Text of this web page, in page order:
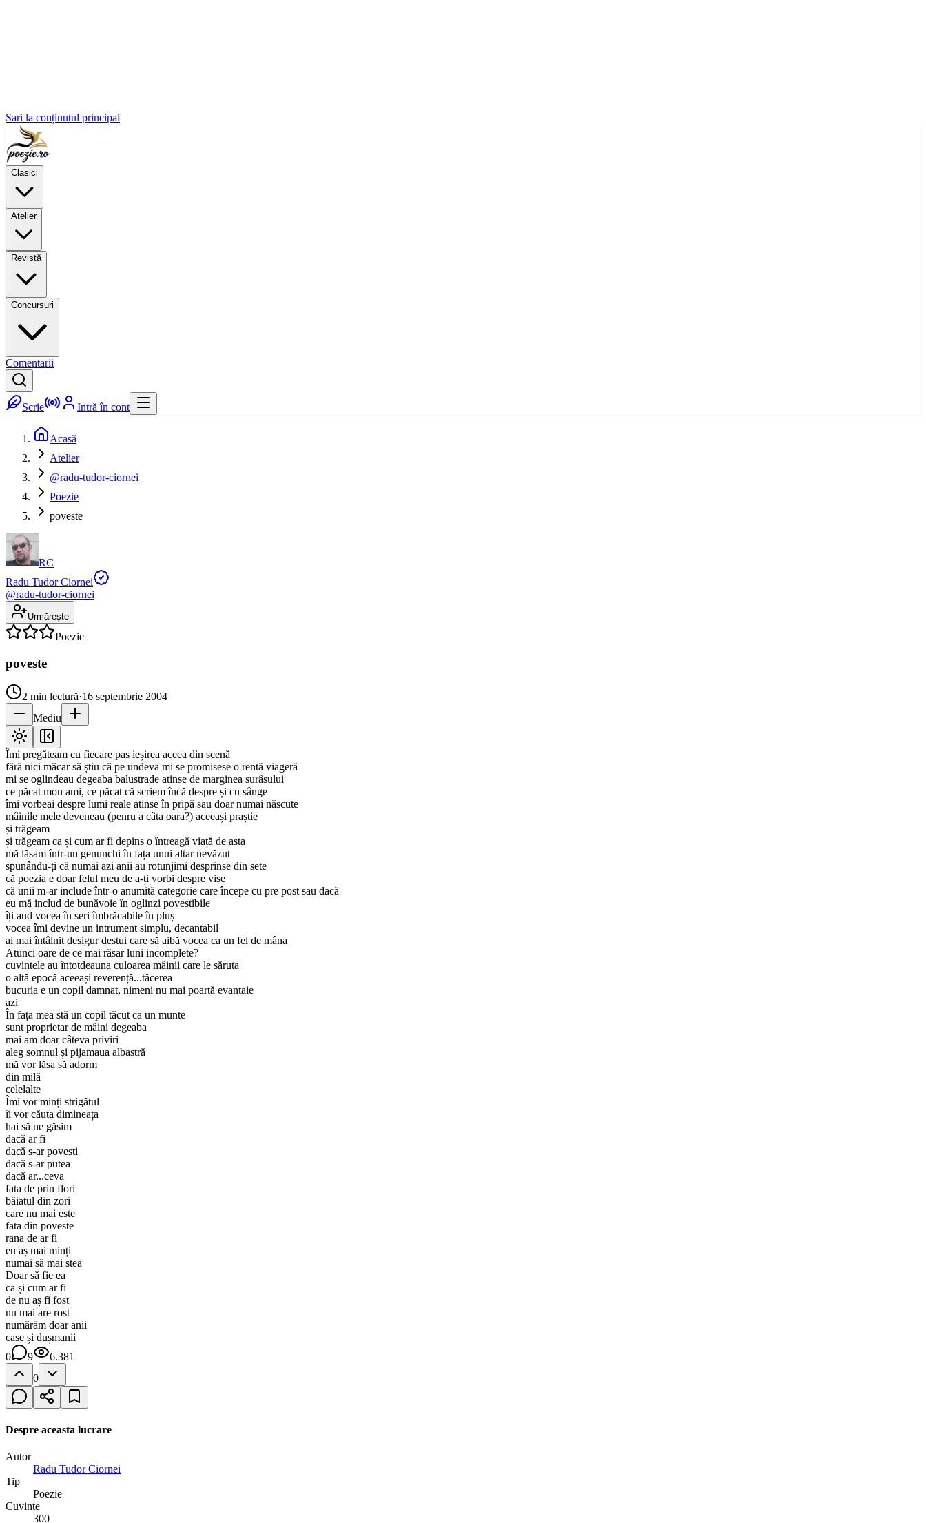
Sari la conținutul principal
Clasici
Atelier
Revistă
Concursuri
Comentarii
Scrie Intră în cont
Acasă
Atelier
@radu-tudor-ciornei
Poezie
poveste
RC
Radu Tudor Ciornei
@radu-tudor-ciornei
Urmărește
Poezie
poveste
2 min lectură·16 septembrie 2004
Mediu
Îmi pregăteam cu fiecare pas ieșirea aceea din scenă
fără nici măcar să știu că pe undeva mi se promisese o rentă viageră
mi se oglindeau degeaba balustrade atinse de marginea surâsului
ce păcat mon ami, ce păcat că scriem încă despre și cu sânge
îmi vorbeai despre lumi reale atinse în pripă sau doar numai născute
mâinile mele deveneau (penru a câta oara?) aceeași praștie
și trăgeam
și trăgeam ca și cum ar fi depins o întreagă viață de asta
mă lăsam într-un genunchi în fața unui altar nevăzut
spunându-ți că numai azi anii au rotunjimi desprinse din sete
că poezia e doar felul meu de a-ți vorbi despre vise
că unii m-ar include într-o anumită categorie care începe cu pre post sau dacă
eu mă includ de bunăvoie în oglinzi povestibile
îți aud vocea în seri îmbrăcabile în pluș
vocea îmi devine un intrument simplu, decantabil
ai mai întâlnit desigur destui care să aibă vocea ca un fel de mâna
Atunci oare de ce mai răsar luni incomplete?
cuvintele au întotdeauna culoarea mâinii care le săruta
o altă epocă aceeași reverență...tăcerea
bucuria e un copil damnat, nimeni nu mai poartă evantaie
azi
În fața mea stă un copil tăcut ca un munte
sunt proprietar de mâini degeaba
mai am doar câteva priviri
aleg somnul și pijamaua albastră
mă vor lăsa să adorm
din milă
celelalte
Îmi vor minți strigătul
îi vor căuta dimineața
hai să ne găsim
dacă ar fi
dacă s-ar povesti
dacă s-ar putea
dacă ar...ceva
fata de prin flori
băiatul din zori
care nu mai este
fata din poveste
rana de ar fi
eu aș mai minți
numai să mai stea
Doar să fie ea
ca și cum ar fi
de nu aș fi fost
nu mai are rost
numărăm doar anii
case și dușmanii
0
9
6.381
0
Despre aceasta lucrare
Autor
Radu Tudor Ciornei
Tip
Poezie
Cuvinte
300